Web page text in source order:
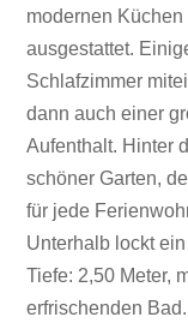
modernen
ausgestattet.
Schlafzimmer
dann auch einer
Aufenthalt. Hinter
schöner Garten,
für jede
Unterhalb lockt
Tiefe: 2,50 Meter,
erfrischenden